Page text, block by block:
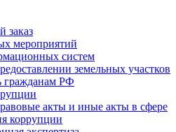
заказ
мероприятий
систем
земельных участков
гражданам РФ
акты и иные акты в сфере
коррупции